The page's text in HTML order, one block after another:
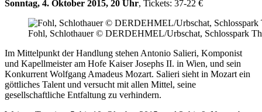
Sonntag, 4. Oktober 2015, 20 Uhr, Tickets: 37-22 €
Fohl, Schlothauer © DERDEHMEL/Urbschat, Schlosspark
Im Mittelpunkt der Handlung stehen Antonio Salieri, Komponist
und Kapellmeister am Hofe Kaiser Josephs II. in Wien, und sein
Konkurrent Wolfgang Amadeus Mozart. Salieri sieht in Mozart ein
göttliches Talent und versucht mit allen Mittel, seine
gesellschaftliche Entfaltung zu verhindern.